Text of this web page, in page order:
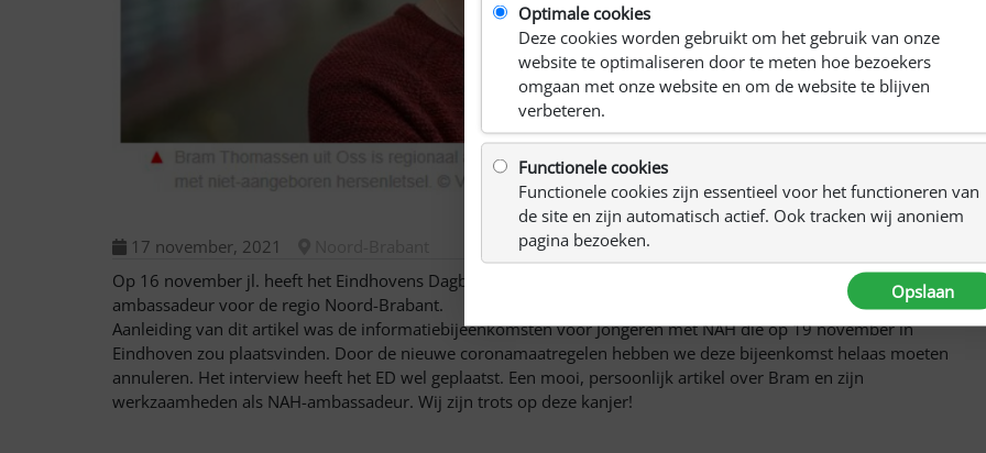
17 november, 2021
Op 16 november jl. heeft het Eindhovens Dagblad een artikel geplaatst met Bram Thomassen, NAH-
ambassadeur voor de regio Noord-Brabant.
Aanleiding van dit artikel was de informatiebijeenkomsten voor Jongeren met NAH die op 19 november in
Eindhoven zou plaatsvinden. Door de nieuwe coronamaatregelen hebben we deze bijeenkomst helaas moeten
annuleren. Het interview heeft het ED wel geplaatst. Een mooi, persoonlijk artikel over Bram en zijn
werkzaamheden als NAH-ambassadeur. Wij zijn trots op deze kanjer!
Optimale cookies
Deze cookies worden gebruikt om het gebruik van onze
website te optimaliseren door te meten hoe bezoekers
omgaan met onze website en om de website te blijven
verbeteren.
Functionele cookies
Functionele cookies zijn essentieel voor het functioneren van
de site en zijn automatisch actief. Ook tracken wij anoniem
pagina bezoeken.
Opslaan